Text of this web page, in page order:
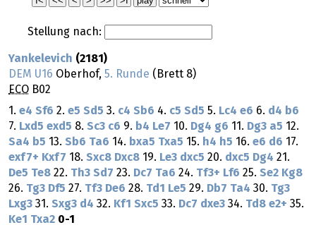
Stellung nach:
Yankelevich (2181)
DEM U16 Oberhof, 5. Runde (Brett 8)
ECO B02
1. e4 Sf6 2. e5 Sd5 3. c4 Sb6 4. c5 Sd5 5. Lc4 e6 6. d4 b6
7. Lxd5 exd5 8. Sc3 c6 9. b4 Le7 10. Dg4 g6 11. Dg3 a5 12.
Sa4 b5 13. Sb6 Ta6 14. bxa5 Txa5 15. h4 h5 16. e6 d6 17.
exf7+ Kxf7 18. Sxc8 Dxc8 19. Le3 dxc5 20. dxc5 Dg4 21.
De5 Te8 22. Th3 Sd7 23. Dc7 Ta6 24. Tf3+ Lf6 25. Se2 Kg8
26. Tg3 Df5 27. Tf3 De6 28. Td1 Le5 29. Db7 Ta4 30. Tg3
Lxg3 31. Sxg3 d4 32. Kf1 Sxc5 33. Dc7 dxe3 34. Td8 e2+ 35.
Ke1 Txa2 0-1